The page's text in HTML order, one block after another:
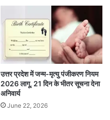
उत्तर प्रदेश में जन्म-मृत्यु पंजीकरण नियम
2026 लागू, 21 दिन के भीतर सूचना देना
अनिवार्य
June 22, 2026